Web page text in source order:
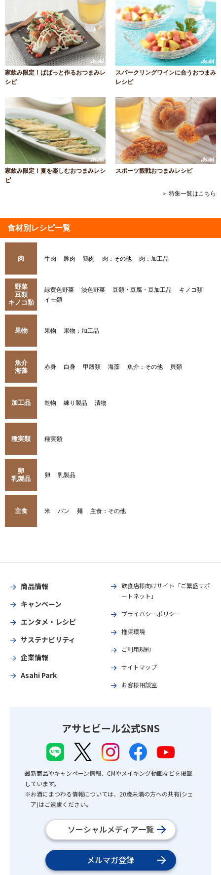
家飲み限定！ぱぱっと作るおつまみレ
シピ
スパークリングワインに合うおつまみ
レシピ
家飲み限定！夏を楽しむおつまみレシ
ピ
スポーツ観戦おつまみレシピ
＞ 特集一覧はこちら
食材別レシピ一覧
肉 牛肉 豚肉 鶏肉 肉：その他 肉：加工品
野菜
豆類
キノコ類
緑黄色野菜 淡色野菜 豆類・豆腐・豆加工品
キノコ類
イモ類
果物 果物 果物：加工品
魚介
海藻
赤身 白身 甲殻類 海藻 魚介：その他 貝類
加工品 乾物 練り製品 漬物
種実類 種実類
卵
乳製品
卵 乳製品
主食 米 パン 麺 主食：その他
商品情報
キャンペーン
エンタメ・レシピ
サステナビリティ
企業情報
Asahi Park
飲食店様向けサイト「ご繁盛サポ
ートネット」
プライバシーポリシー
推奨環境
ご利用規約
サイトマップ
お客様相談室
アサヒビール公式SNS
最新商品やキャンペーン情報、CMやメイキング動画などを掲載
しています。
※お酒にまつわる情報については、20歳未満の方への共有(シェ
ア)はご遠慮ください。
ソーシャルメディア一覧
メルマガ登録